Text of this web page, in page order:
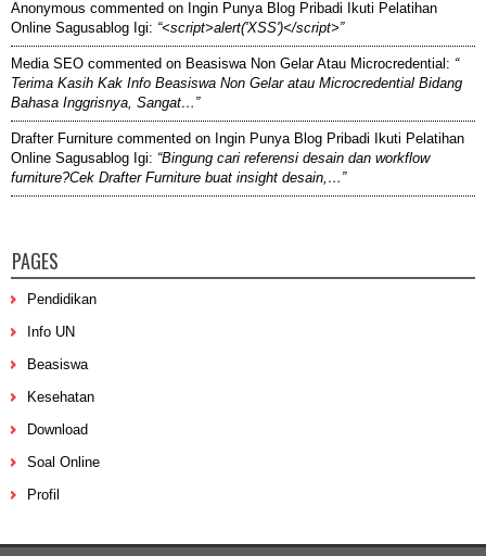
Anonymous commented on Ingin Punya Blog Pribadi Ikuti Pelatihan
Online Sagusablog Igi: “<script>alert('XSS')</script>”
Media SEO commented on Beasiswa Non Gelar Atau Microcredential : “
Terima Kasih Kak Info Beasiswa Non Gelar atau Microcredential Bidang
Bahasa Inggrisnya, Sangat…”
Drafter Furniture commented on Ingin Punya Blog Pribadi Ikuti Pelatihan
Online Sagusablog Igi: “Bingung cari referensi desain dan workflow
furniture?Cek Drafter Furniture buat insight desain,…”
PAGES
Pendidikan
Info UN
Beasiswa
Kesehatan
Download
Soal Online
Profil